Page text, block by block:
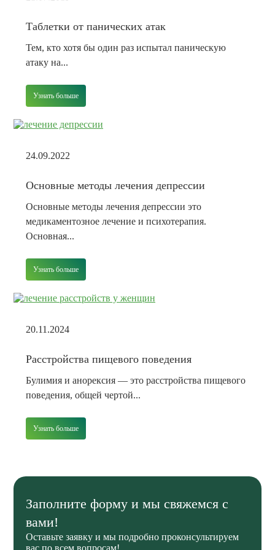
Таблетки от панических атак
Тем, кто хотя бы один раз испытал паническую
атаку на...
Узнать больше
24.09.2022
Основные методы лечения депрессии
Основные методы лечения депрессии это
медикаментозное лечение и психотерапия.
Основная...
Узнать больше
20.11.2024
Расстройства пищевого поведения
Булимия и анорексия — это расстройства пищевого
поведения, общей чертой...
Узнать больше
Заполните форму и мы свяжемся с
вами!
Оставьте заявку и мы подробно проконсультируем
вас по всем вопросам!